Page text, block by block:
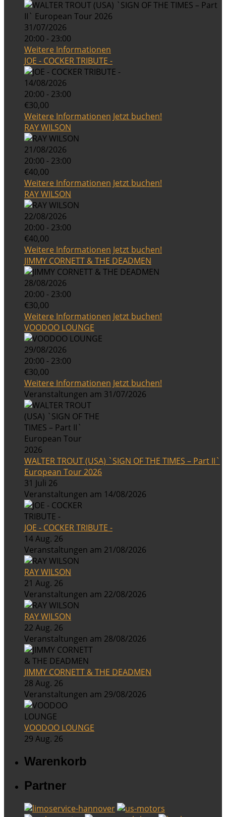
31/07/2026
20:00 - 23:00
Weitere Informationen
JOE - COCKER TRIBUTE -
14/08/2026
20:00 - 23:00
€30,00
Weitere Informationen Jetzt buchen!
RAY WILSON
21/08/2026
20:00 - 23:00
€40,00
Weitere Informationen Jetzt buchen!
RAY WILSON
22/08/2026
20:00 - 23:00
€40,00
Weitere Informationen Jetzt buchen!
JIMMY CORNETT & THE DEADMEN
28/08/2026
20:00 - 23:00
€30,00
Weitere Informationen Jetzt buchen!
VOODOO LOUNGE
29/08/2026
20:00 - 23:00
€30,00
Weitere Informationen Jetzt buchen!
Veranstaltungen am 31/07/2026
WALTER TROUT (USA) `SIGN OF THE TIMES – Part II`
European Tour 2026
31 Juli 26
Veranstaltungen am 14/08/2026
JOE - COCKER TRIBUTE -
14 Aug. 26
Veranstaltungen am 21/08/2026
RAY WILSON
21 Aug. 26
Veranstaltungen am 22/08/2026
RAY WILSON
22 Aug. 26
Veranstaltungen am 28/08/2026
JIMMY CORNETT & THE DEADMEN
28 Aug. 26
Veranstaltungen am 29/08/2026
VOODOO LOUNGE
29 Aug. 26
Warenkorb
Partner